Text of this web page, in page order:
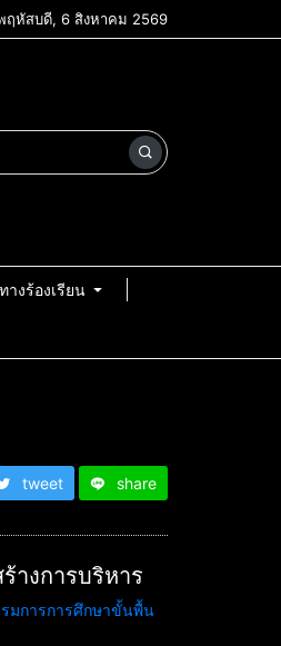
ฤหัสบดี, 6 สิงหาคม 2569
างร้องเรียน
tweet share
างการบริหาร
มการการศึกษาขั้นพื้น